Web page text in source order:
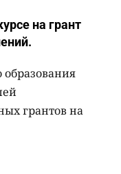
на грант
грантов на